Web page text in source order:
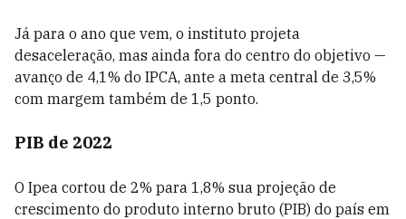
Já para o ano que vem, o instituto projeta
desaceleração, mas ainda fora do centro do objetivo —
avanço de 4,1% do IPCA, ante a meta central de 3,5%
com margem também de 1,5 ponto.
PIB de 2022
O Ipea cortou de 2% para 1,8% sua projeção de
crescimento do produto interno bruto (PIB) do país em